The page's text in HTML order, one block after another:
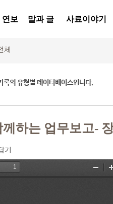
연보 말과 글 사료이야기
체
록의 유형별 데이터베이스입니다.
하는 업무보고-
기